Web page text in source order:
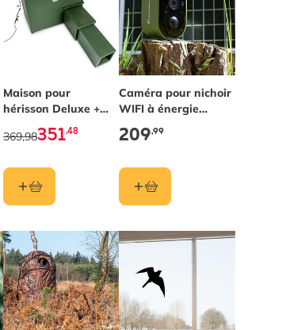
Maison pour
hérisson Deluxe +
caméra WiFi
The price depends on the options chosen on the
369,98351,48
Caméra pour nichoir
WIFI à énergie
solaire
209,99